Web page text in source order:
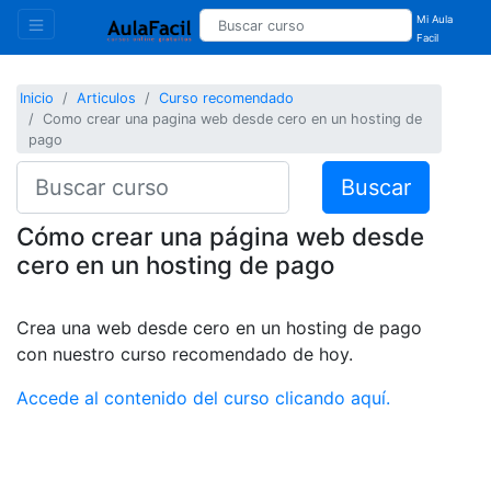
Mi Aula
Facil
Inicio Articulos
Curso recomendado
Como crear una pagina web desde cero en un hosting de
pago
Buscar
Cómo crear una página web desde
cero en un hosting de pago
Crea una web desde cero en un hosting de pago
con nuestro curso recomendado de hoy.
Accede al contenido del curso clicando aquí.